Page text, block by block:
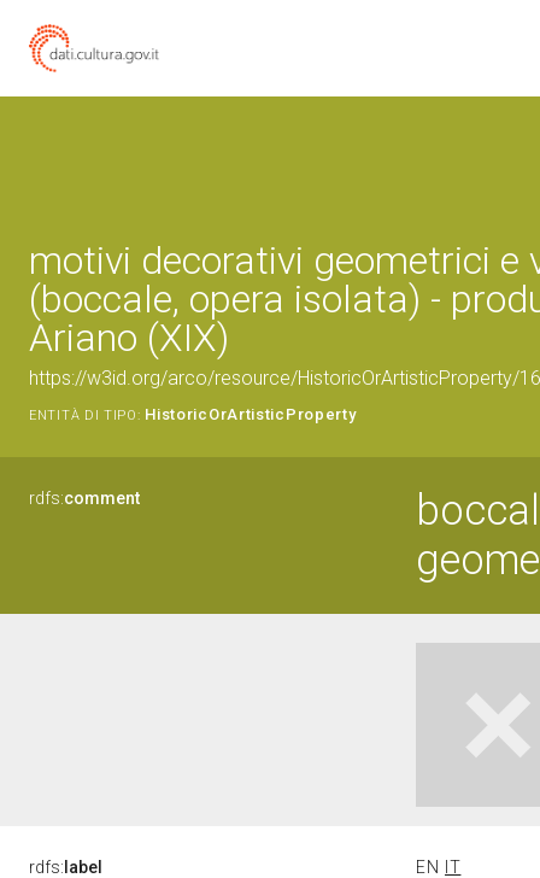
motivi decorativi geometrici e
(boccale, opera isolata) -
Ariano (XIX)
https://w3id.org/arco/resource/HistoricOrArtisticProperty/
ENTITÀ DI TIPO: HistoricOrArtisticProperty
rdfs:comment
rdfs: label EN IT